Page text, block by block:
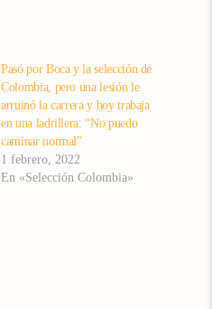
Pasó por Boca y la selección de
Colombia, pero una lesión le
arruinó la carrera y hoy trabaja
en una ladrillera: “No puedo
caminar normal”
1 febrero, 2022
En «Selección Colombia»